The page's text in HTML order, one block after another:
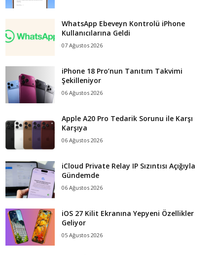
WhatsApp Ebeveyn Kontrolü iPhone
Kullanıcılarına Geldi
07 Ağustos 2026
iPhone 18 Pro’nun Tanıtım Takvimi
Şekilleniyor
06 Ağustos 2026
Apple A20 Pro Tedarik Sorunu ile Karşı
Karşıya
06 Ağustos 2026
iCloud Private Relay IP Sızıntısı Açığıyla
Gündemde
06 Ağustos 2026
iOS 27 Kilit Ekranına Yepyeni Özellikler
Geliyor
05 Ağustos 2026